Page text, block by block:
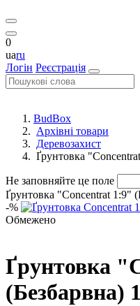
0
uaru
Логін Реєстрація
BudBox
Архівні товари
Деревозахист
Ґрунтовка
Не заповняйте це поле
Ґрунтовка "Concentrat 1:9"
-%
Обмежено
Ґрунтовка
(Безбарвна)